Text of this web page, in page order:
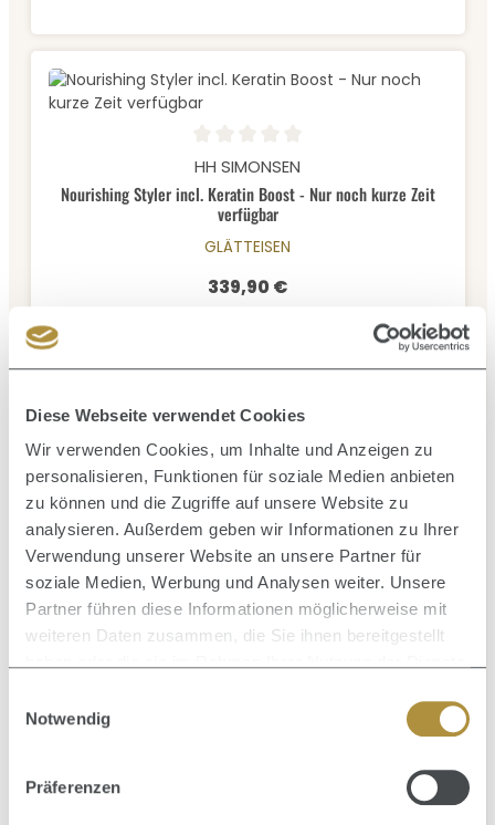
Diese Webseite verwendet Cookies
Wir verwenden Cookies, um Inhalte und Anzeigen zu
personalisieren, Funktionen für soziale Medien anbieten
zu können und die Zugriffe auf unsere Website zu
analysieren. Außerdem geben wir Informationen zu Ihrer
Verwendung unserer Website an unsere Partner für
soziale Medien, Werbung und Analysen weiter. Unsere
Partner führen diese Informationen möglicherweise mit
weiteren Daten zusammen, die Sie ihnen bereitgestellt
Notwendig
Präferenzen
Durchschnittliche Bewertung von 0 von 5 Sternen
HH SIMONSEN
Nourishing Styler incl. Keratin Boost - Nur noch kurze Zeit
verfügbar
GLÄTTEISEN
Regulärer Preis:
339,90 €
Durchschnittliche Bewertung von 0 von 5 Sternen
HH SIMONSEN
XS Dryer Haartrockner - Nur noch kurze Zeit verfügbar
HAARTROCKNER / FÖHN
Regulärer Preis:
249,90 €